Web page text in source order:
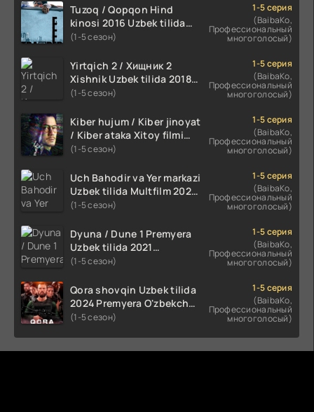
Tuzoq / Qopqon Hind
kinosi 2016 Uzbek tilida
tarjima film HD
(1-5 сезон)
1-5 серия
(BaibaKo,
Профессиональный
многоголосый)
Yirtqich 2 / Хищник 2
Xishnik Uzbek tilida 2018-
2024 O'zbekcha tarjima
(1-5 сезон)
1-5 серия
(BaibaKo,
Профессиональный
многоголосый)
Kiber hujum / Kiber jinoyat
/ Kiber ataka Xitoy filmi
Uzbek tilida O'zbekcha
HD skachat
(1-5 сезон)
1-5 серия
(BaibaKo,
Профессиональный
многоголосый)
Uch Bahodir va Yer markazi
Uzbek tilida Multfilm 2025
tarjima HD skachat
(1-5 сезон)
1-5 серия
(BaibaKo,
Профессиональный
многоголосый)
Dyuna / Dune 1 Premyera
Uzbek tilida 2021
O'zbekcha tarjima kino HD
(1-5 сезон)
1-5 серия
(BaibaKo,
Профессиональный
многоголосый)
Qora shovqin Uzbek tilida
2024 Premyera O'zbekcha
tarjima kino HD skachat
(1-5 сезон)
1-5 серия
(BaibaKo,
Профессиональный
многоголосый)